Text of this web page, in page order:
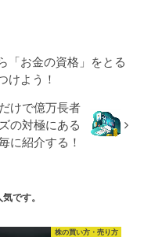
「お金の資格」をとる
けよう！
けで億万長者
の対極にある
に紹介する！
です。
株の買い方・売り方